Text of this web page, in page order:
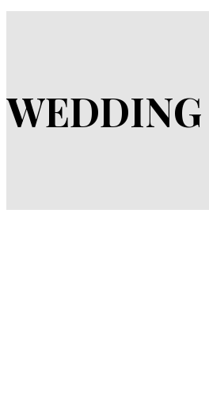
WEDDING